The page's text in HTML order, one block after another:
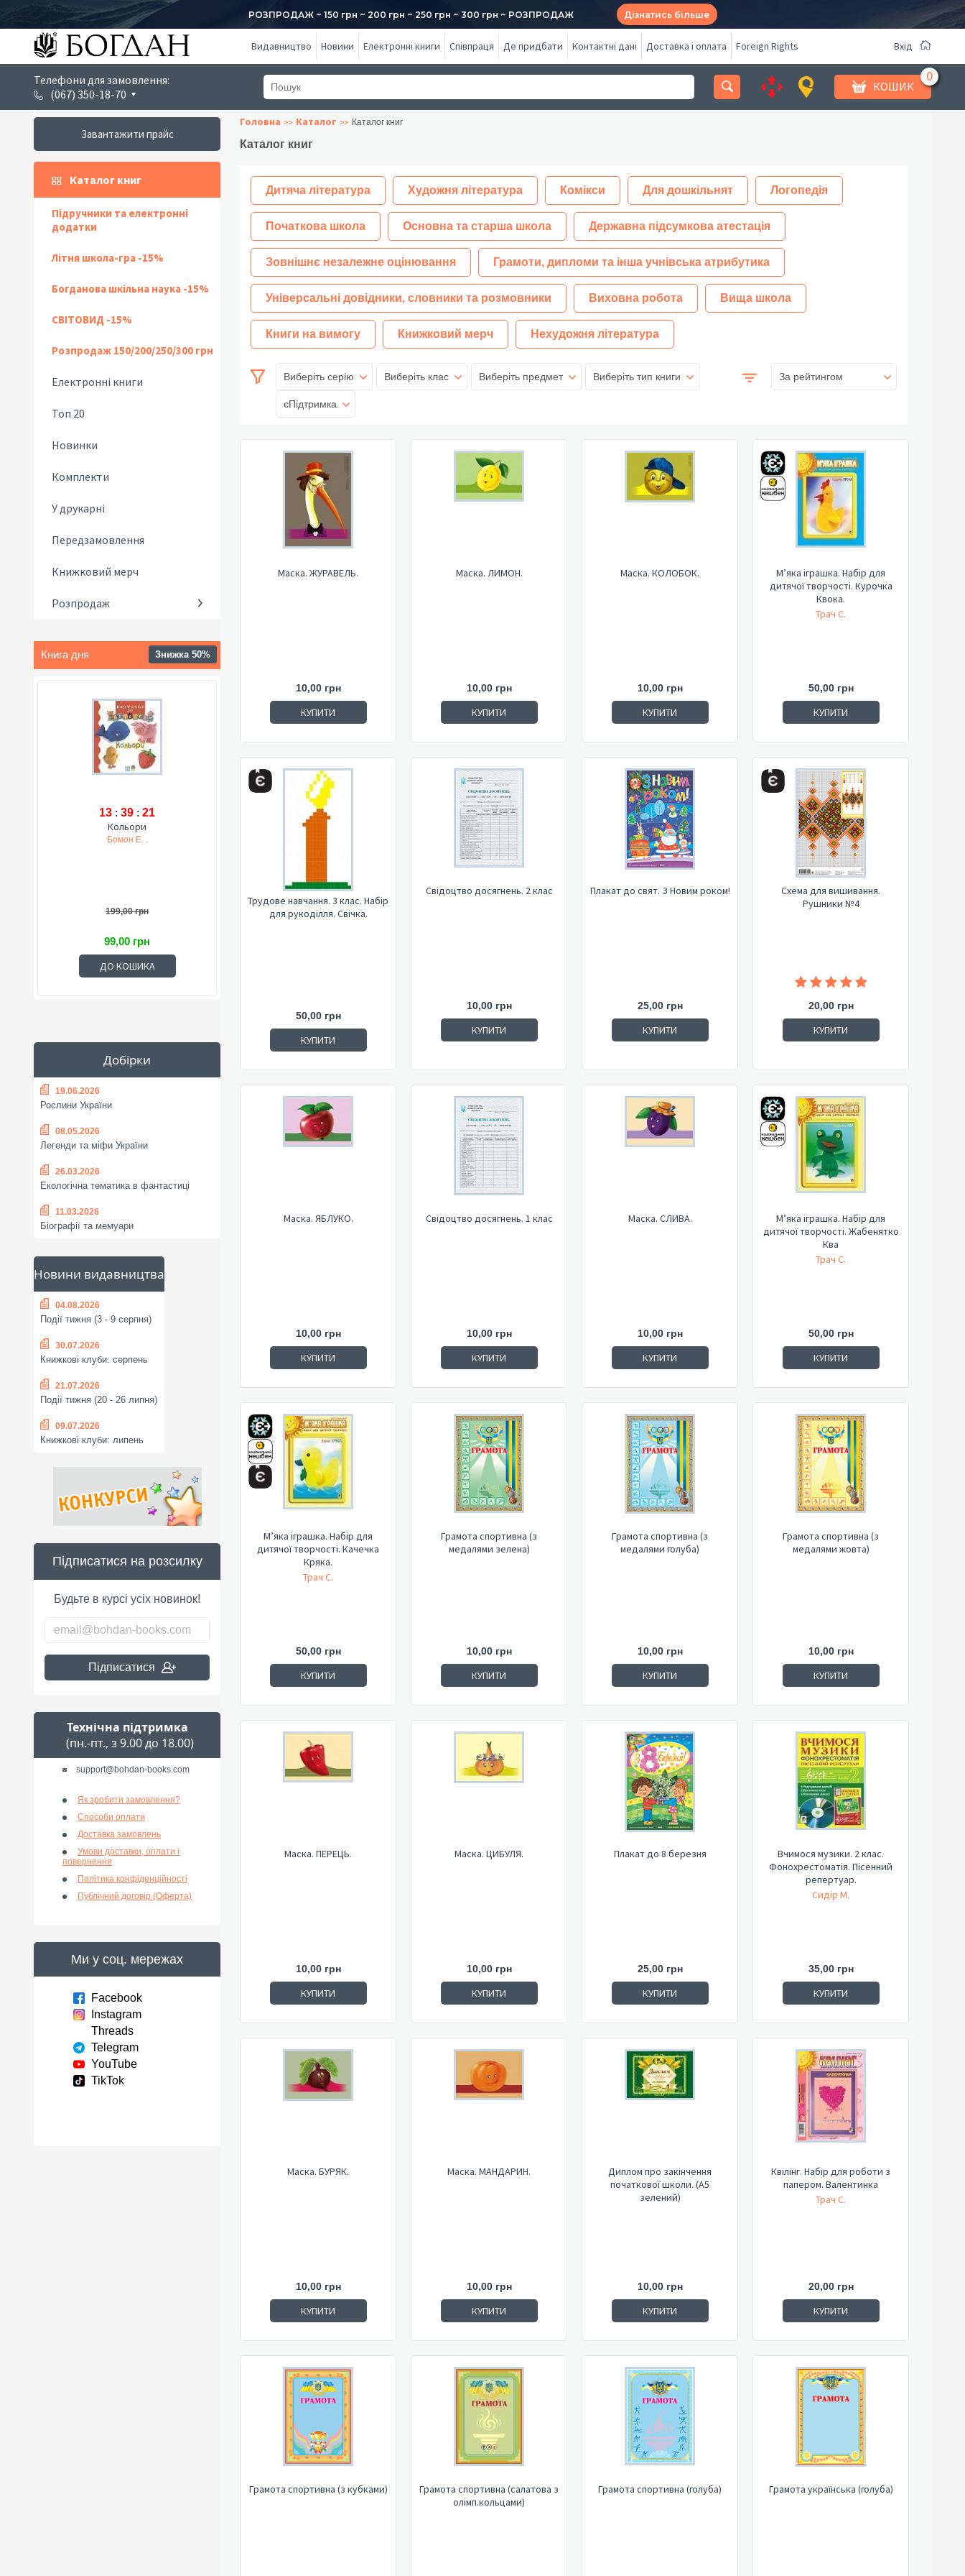
РОЗПРОДАЖ ~ 150 грн ~ 200 грн ~ 250 грн ~ 300 грн ~ РОЗПРОДАЖ Дізнатись більше
Видавництво Новини Електронні книги Співпраця Де придбати Контактні дані Доставка і оплата Foreign Rights Вхід
Телефони для замовлення:
(067) 350-18-70
КОШИК
Завантажити прайс
Каталог книг
Підручники та електронні
додатки
Літня школа-гра -15%
Богданова шкільна наука -15%
СВІТОВИД -15%
Розпродаж 150/200/250/300 грн
Електронні книги
Топ 20
Новинки
Комплекти
У друкарні
Передзамовлення
Книжковий мерч
Розпродаж
Книга дня Знижка 50%
13 : 39 : 20
Кольори
Бомон Е. .
199,00 грн
99,00 грн
ДО КОШИКА
Добірки
19.06.2026
Рослини України
08.05.2026
Легенди та міфи України
26.03.2026
Екологічна тематика в фантастиці
11.03.2026
Біографії та мемуари
Новини видавництва
04.08.2026
Події тижня (3 - 9 серпня)
30.07.2026
Книжкові клуби: серпень
21.07.2026
Події тижня (20 - 26 липня)
09.07.2026
Книжкові клуби: липень
Підписатися на розсилку
Будьте в курсі усіх новинок!
Підписатися
Технічна підтримка
(пн.-пт., з 9.00 до 18.00)
support@bohdan-books.com
Як зробити замовлення?
Способи оплати
Доставка замовлень
Умови доставки, оплати і
повернення
Політика конфіденційності
Публічний договір (Оферта)
Ми у соц. мережах
Facebook
Instagram
Threads
Telegram
YouTube
TikTok
Головна Каталог Каталог книг
Каталог книг
Дитяча література Художня література Комікси Для дошкільнят Логопедія
Початкова школа Основна та старша школа Державна підсумкова атестація
Зовнішнє незалежне оцінювання Грамоти, дипломи та інша учнівська атрибутика
Універсальні довідники, словники та розмовники Виховна робота Вища школа
Книги на вимогу Книжковий мерч Нехудожня література
Виберіть серію Виберіть клас Виберіть предмет Виберіть тип книги
єПідтримка
За рейтингом
Маска. ЖУРАВЕЛЬ.
10,00 грн
КУПИТИ
Маска. ЛИМОН.
10,00 грн
КУПИТИ
Маска. КОЛОБОК.
10,00 грн
КУПИТИ
М’яка іграшка. Набір для
дитячої творчості. Курочка
Квока.
Трач С.
50,00 грн
КУПИТИ
Трудове навчання. 3 клас. Набір
для рукоділля. Свічка.
50,00 грн
КУПИТИ
Свідоцтво досягнень. 2 клас
10,00 грн
КУПИТИ
Плакат до свят. З Новим роком!
25,00 грн
КУПИТИ
Схема для вишивання.
Рушники №4
20,00 грн
КУПИТИ
Маска. ЯБЛУКО.
10,00 грн
КУПИТИ
Свідоцтво досягнень. 1 клас
10,00 грн
КУПИТИ
Маска. СЛИВА.
10,00 грн
КУПИТИ
М’яка іграшка. Набір для
дитячої творчості. Жабенятко
Ква
Трач С.
50,00 грн
КУПИТИ
М’яка іграшка. Набір для
дитячої творчості. Качечка
Кряка.
Трач С.
50,00 грн
КУПИТИ
Грамота спортивна (з
медалями зелена)
10,00 грн
КУПИТИ
Грамота спортивна (з
медалями голуба)
10,00 грн
КУПИТИ
Грамота спортивна (з
медалями жовта)
10,00 грн
КУПИТИ
Маска. ПЕРЕЦЬ.
10,00 грн
КУПИТИ
Маска. ЦИБУЛЯ.
10,00 грн
КУПИТИ
Плакат до 8 березня
25,00 грн
КУПИТИ
Вчимося музики. 2 клас.
Фонохрестоматія. Пісенний
репертуар.
Сидір М.
35,00 грн
КУПИТИ
Маска. БУРЯК.
10,00 грн
КУПИТИ
Маска. МАНДАРИН.
10,00 грн
КУПИТИ
Диплом про закінчення
початкової школи. (А5
зелений)
10,00 грн
КУПИТИ
Квілінг. Набір для роботи з
папером. Валентинка
Трач С.
20,00 грн
КУПИТИ
Грамота спортивна (з кубками)
Грамота спортивна (салатова з
олімп.кольцами)
Грамота спортивна (голуба) Грамота українська (голуба)